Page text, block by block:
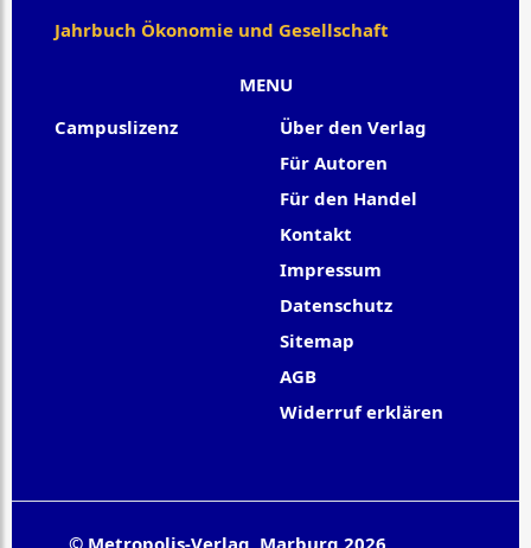
MENU
Campuslizenz
Über den Verlag
Für Autoren
Für den Handel
Kontakt
Impressum
Datenschutz
Sitemap
AGB
Widerruf erklären
Jahrbuch Ökonomie und Gesellschaft
© Metropolis-Verlag, Marburg 2026